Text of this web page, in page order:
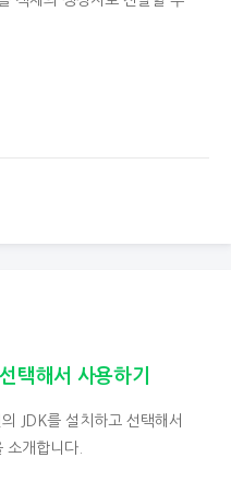
택해서 사용하기
JDK를 설치하고 선택해서
소개합니다.